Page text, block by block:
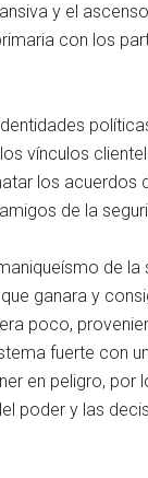
y el
con los
vínculos
los acuerdos
de la
de la
ganara y
poco,
fuerte con
en peligro, por
poder y las